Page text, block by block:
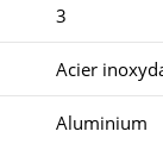
3
Acier
Aluminium